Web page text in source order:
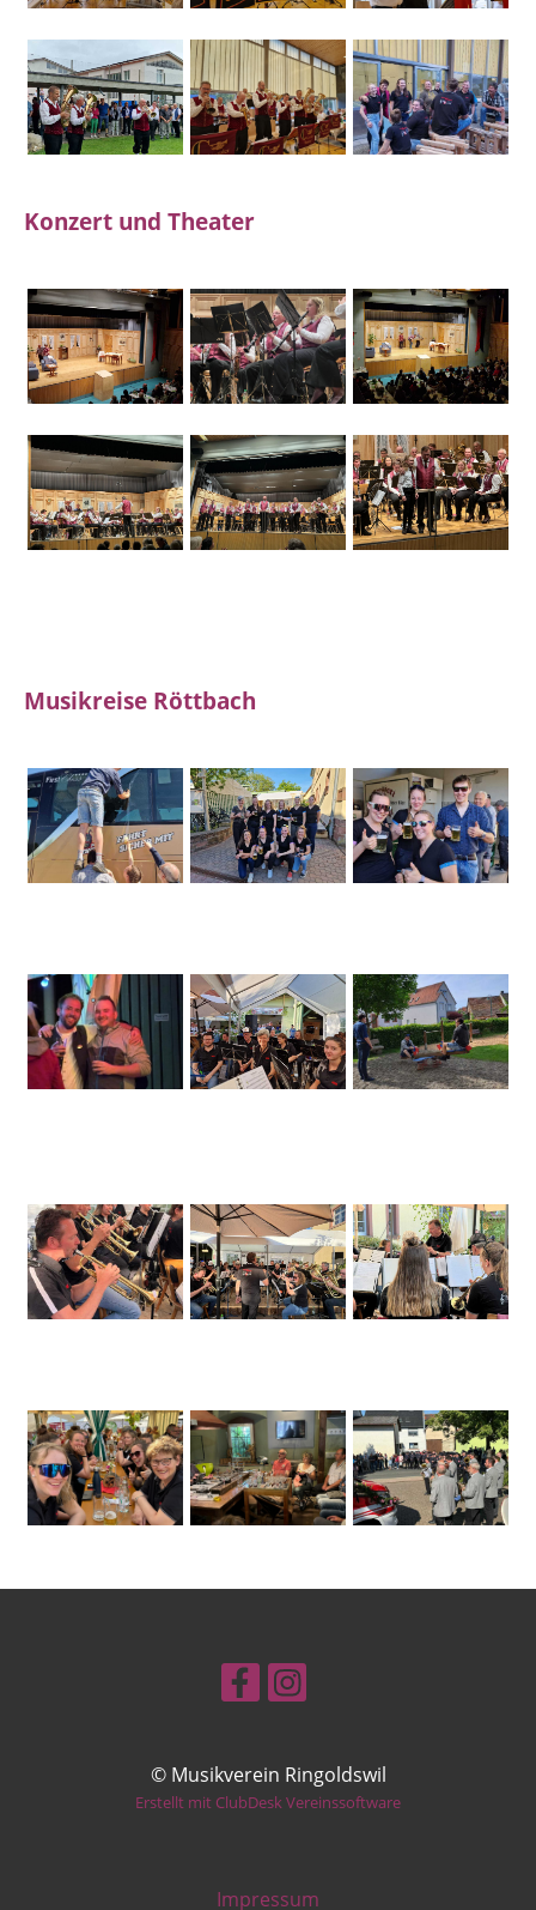
Konzert und Theater
Musikreise Röttbach
© Musikverein Ringoldswil
Erstellt mit ClubDesk Vereinssoftware
Impressum